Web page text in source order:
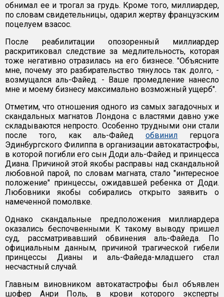
обнимал ее и трогал за грудь. Кроме того, миллиардер,
по словам свидетельницы, одарил жертву французским
поцелуем взасос.
После реабилитации опозоренный миллиардер
раскритиковал следствие за медлительность, которая
тоже негативно отразилась на его бизнесе. "Объясните
мне, почему это разбирательство тянулось так долго, -
возмущался аль-Файед. - Ваше промедление нанесло
мне и моему бизнесу максимально возможный ущерб".
Отметим, что отношения одного из самых загадочных и
скандальных магнатов Лондона с властями давно уже
складываются непросто. Особенно трудными они стали
после того, как аль-Файедобвинил герцога
Эдинбургского Филиппа в организации автокатастрофы,
в которой погибли его сын Доди аль-Файед и принцесса
Диана. Причиной этой якобы расправы над скандальной
любовной парой, по словам магната, стало "интересное
положение" принцессы, ожидавшей ребенка от Доди.
Любовники якобы собирались открыто заявить о
намеченной помолвке.
Однако скандальные предположения миллиардера
оказались беспочвенными. К такому выводу пришел
суд, рассматривавший обвинения аль-Файеда. По
официальным данным, причиной трагической гибели
принцессы Дианы и аль-Файеда-младшего стал
несчастный случай.
Главным виновником автокатастрофы был объявлен
шофер Анри Поль, в крови которого эксперты